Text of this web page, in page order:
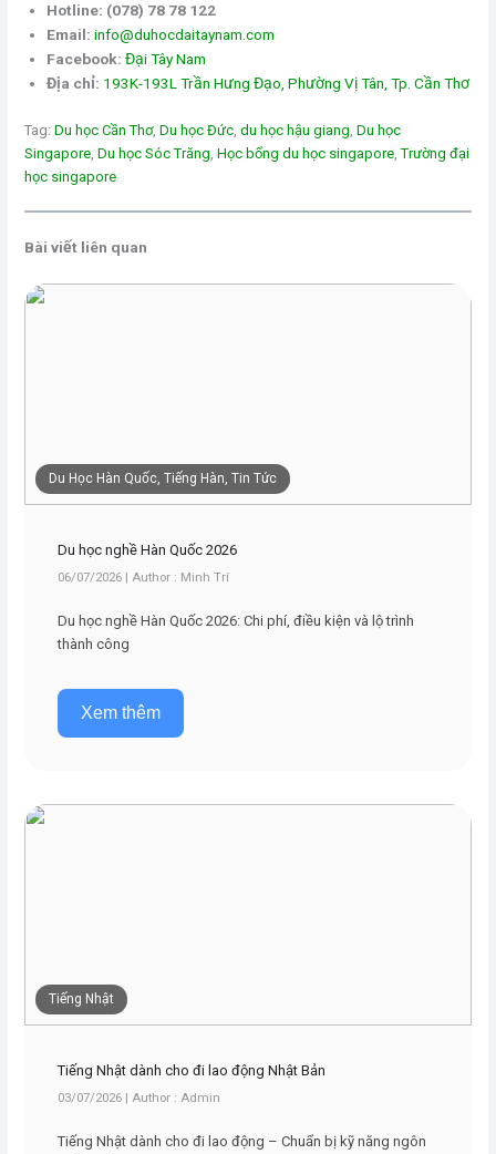
Hotline: (078) 78 78 122
Email: info@duhocdaitaynam.com
Facebook: Đại Tây Nam
Địa chỉ: 193K-193L Trần Hưng Đạo, Phường Vị Tân, Tp. Cần Thơ
Tag:Du học Cần Thơ, Du học Đức , du học hậu giang , Du học
Singapore , Du học Sóc Trăng , Học bổng du học singapore , Trường đại
học singapore
Bài viết liên quan
Du Học Hàn Quốc, Tiếng Hàn, Tin Tức
Du học nghề Hàn Quốc 2026
06/07/2026 | Author : Minh Trí
Du học nghề Hàn Quốc 2026: Chi phí, điều kiện và lộ trình
thành công
Xem thêm
Tiếng Nhật
Tiếng Nhật dành cho đi lao động Nhật Bản
03/07/2026 | Author : Admin
Tiếng Nhật dành cho đi lao động – Chuẩn bị kỹ năng ngôn